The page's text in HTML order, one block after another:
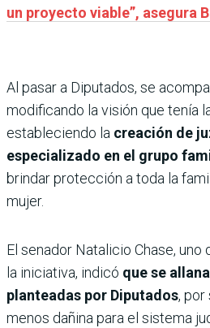
un proyecto viable”, asegura
Al pasar a Diputados, se
modificando la visión que tenía
estableciendo la creación de
especializado en el grupo
brindar protección a toda la
mujer.
El senador Natalicio Chase,
la iniciativa, indicó que se
planteadas por Diputados, por
menos dañina para el sistema